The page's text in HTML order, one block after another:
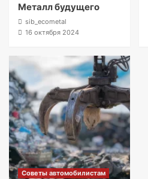
Металл будущего
sib_ecometal
16 октября 2024
Советы автомобилистам